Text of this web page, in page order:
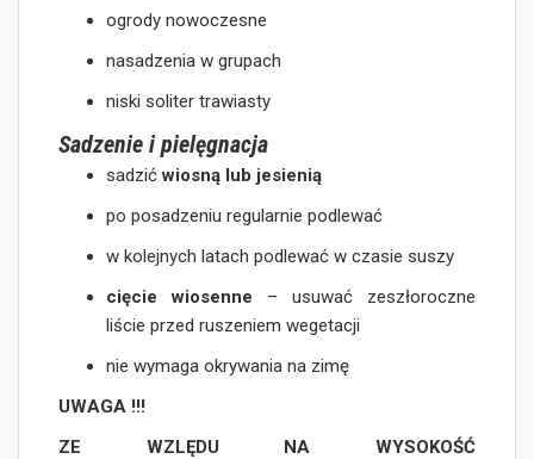
ogrody nowoczesne
nasadzenia w grupach
niski soliter trawiasty
Sadzenie i pielęgnacja
sadzićwiosną lub jesienią
po posadzeniu regularnie podlewać
w kolejnych latach podlewać w czasie suszy
cięcie wiosenne – usuwać zeszłoroczne
liście przed ruszeniem wegetacji
nie wymaga okrywania na zimę
UWAGA !!!
ZE WZLĘDU NA WYSOKOŚĆ